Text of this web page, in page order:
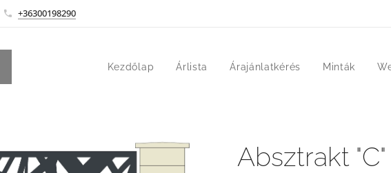
+36300198290
Kezdőlap Árlista Árajánlatkérés Minták
Absztrakt